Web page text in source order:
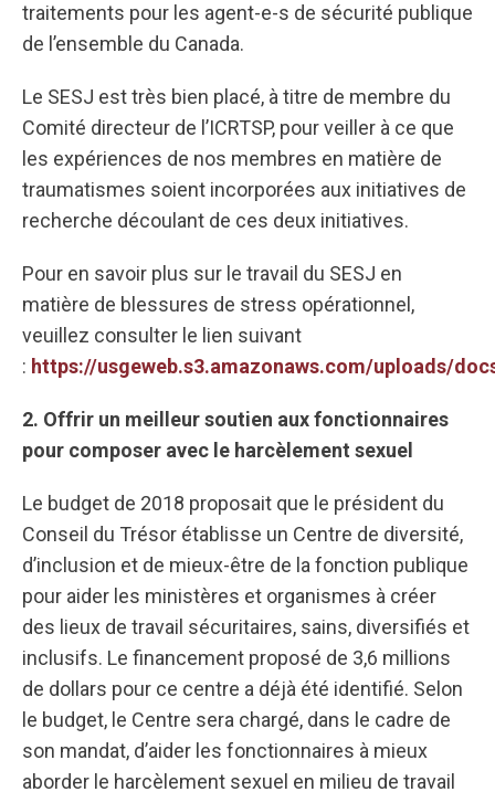
traitements pour les agent-e-s de sécurité publique
de l’ensemble du Canada.
Le SESJ est très bien placé, à titre de membre du
Comité directeur de l’ICRTSP, pour veiller à ce que
les expériences de nos membres en matière de
traumatismes soient incorporées aux initiatives de
recherche découlant de ces deux initiatives.
Pour en savoir plus sur le travail du SESJ en
matière de blessures de stress opérationnel,
veuillez consulter le lien suivant
: https://usgeweb.s3.amazonaws.com/uploads/
2. Offrir un meilleur soutien aux fonctionnaires
pour composer avec le harcèlement sexuel
Le budget de 2018 proposait que le président du
Conseil du Trésor établisse un Centre de diversité,
d’inclusion et de mieux-être de la fonction publique
pour aider les ministères et organismes à créer
des lieux de travail sécuritaires, sains, diversifiés et
inclusifs. Le financement proposé de 3,6 millions
de dollars pour ce centre a déjà été identifié. Selon
le budget, le Centre sera chargé, dans le cadre de
son mandat, d’aider les fonctionnaires à mieux
aborder le harcèlement sexuel en milieu de travail